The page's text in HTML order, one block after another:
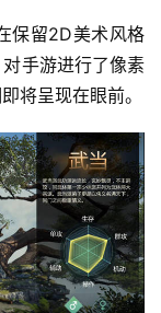
保留2D美术风格
手游进行了像素
将呈现在眼前。